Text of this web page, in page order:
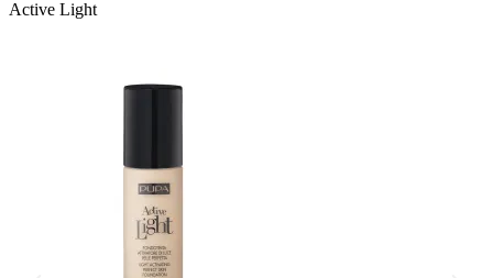
Active Light